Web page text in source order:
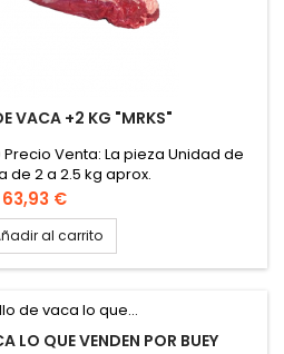
VACA +2 KG "MRKS"
Precio Venta: La pieza Unidad de
de 2 a 2.5 kg aprox.
Precio
63,93 €
al carrito
LO QUE VENDEN POR BUEY